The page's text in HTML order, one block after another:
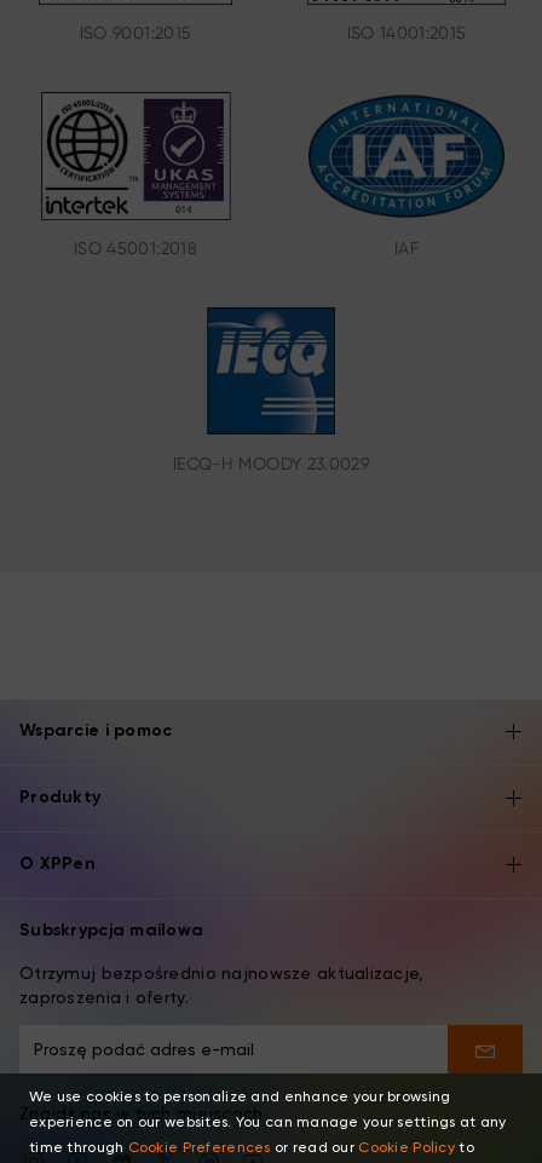
ISO 9001:2015 ISO 14001:2015
ISO 45001:2018 IAF
IECQ-H MOODY 23.0029
Wsparcie i pomoc
Produkty
O XPPen
Subskrypcja mailowa
Otrzymuj bezpośrednio najnowsze aktualizacje,
zaproszenia i oferty.
Znajdź nas w tych miejscach
We use cookies to personalize and enhance your browsing
experience on our websites. You can manage your settings at any
time through Cookie Preferences or read our Cookie Policyto